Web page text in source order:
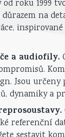
roku 1999
na
a audiofily.
Jsou
dynamiky a
referenční